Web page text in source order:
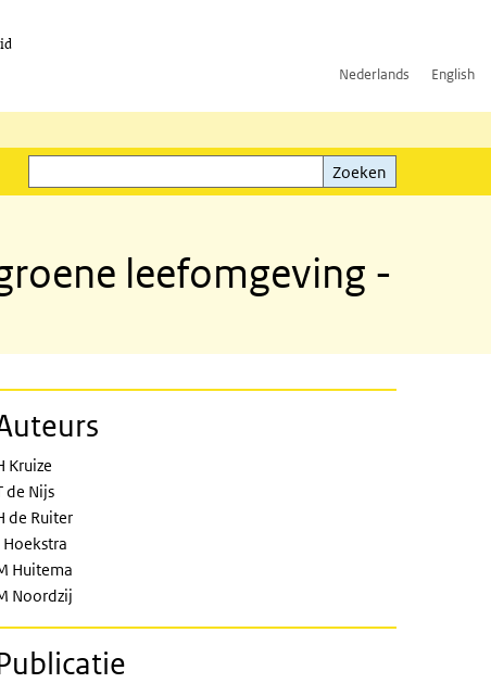
Nederlands English
Zoeken
Zoeken
leefomgeving -
study
Kruize
de Nijs
de Ruiter
Hoekstra
Huitema
Noordzij